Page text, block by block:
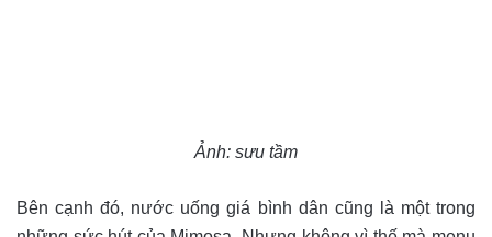
Ảnh: sưu tầm
Bên cạnh đó, nước uống giá bình dân cũng là một trong